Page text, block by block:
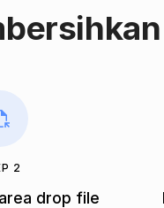
2
drop file